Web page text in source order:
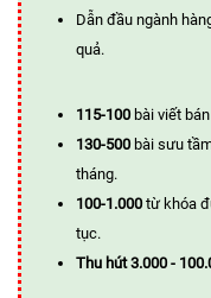
Dẫn đầu ngành
quả.
115-100 bài viết
130-500 bài sưu
tháng.
100-1.000 từ khóa
tục.
Thu hút 3.000 -